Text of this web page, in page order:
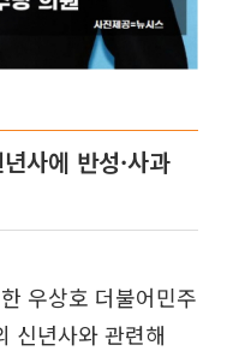
사에 반성·사과
우상호 더불어민주
신년사와 관련해